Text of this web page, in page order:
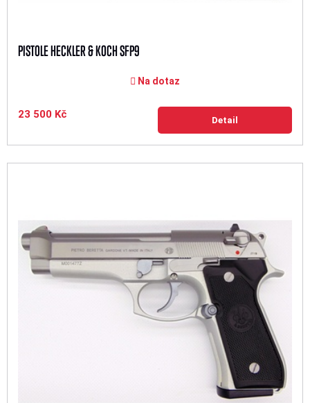
PISTOLE HECKLER & KOCH SFP9
Na dotaz
23 500 Kč Detail